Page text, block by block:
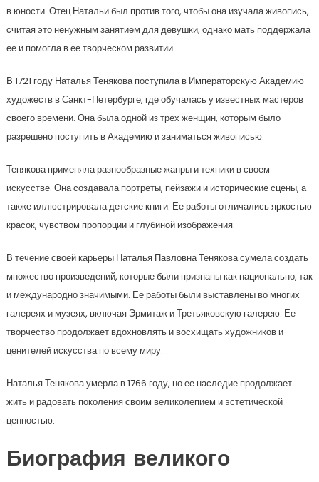
в юности. Отец Натальи был против того, чтобы она изучала живопись,
считая это ненужным занятием для девушки, однако мать поддержала
ее и помогла в ее творческом развитии.
В 1721 году Наталья Тенякова поступила в Императорскую Академию
художеств в Санкт-Петербурге, где обучалась у известных мастеров
своего времени. Она была одной из трех женщин, которым было
разрешено поступить в Академию и заниматься живописью.
Тенякова применяла разнообразные жанры и техники в своем
искусстве. Она создавала портреты, пейзажи и исторические сцены, а
также иллюстрировала детские книги. Ее работы отличались яркостью
красок, чувством пропорции и глубиной изображения.
В течение своей карьеры Наталья Павловна Тенякова сумела создать
множество произведений, которые были признаны как национально, так
и международно значимыми. Ее работы были выставлены во многих
галереях и музеях, включая Эрмитаж и Третьяковскую галерею. Ее
творчество продолжает вдохновлять и восхищать художников и
ценителей искусства по всему миру.
Наталья Тенякова умерла в 1766 году, но ее наследие продолжает
жить и радовать поколения своим великолепием и эстетической
ценностью.
Биография великого